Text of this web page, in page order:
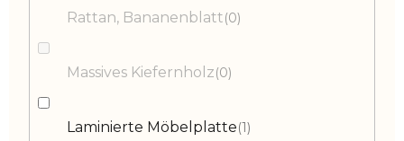
Rattan, Bananenblatt 0
Massives Kiefernholz 0
Laminierte Möbelplatte 1